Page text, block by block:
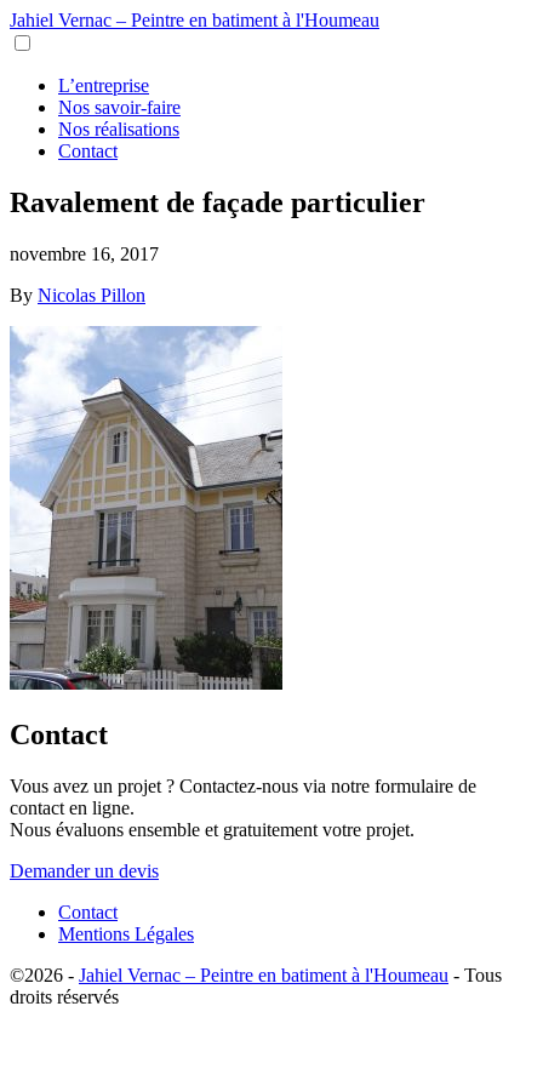
Jahiel Vernac – Peintre en batiment à l'Houmeau
L’entreprise
Nos savoir-faire
Nos réalisations
Contact
Ravalement de façade particulier
novembre 16, 2017
By Nicolas Pillon
Contact
Vous avez un projet ? Contactez-nous via notre formulaire de
contact en ligne.
Nous évaluons ensemble et gratuitement votre projet.
Demander un devis
Contact
Mentions Légales
©2026 - Jahiel Vernac – Peintre en batiment à l'Houmeau - Tous
droits réservés